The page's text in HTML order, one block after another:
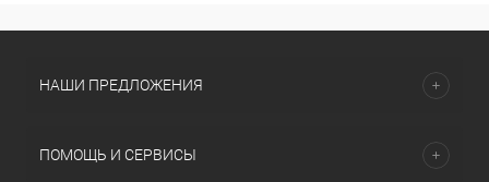
НАШИ ПРЕДЛОЖЕНИЯ
ПОМОЩЬ И СЕРВИСЫ